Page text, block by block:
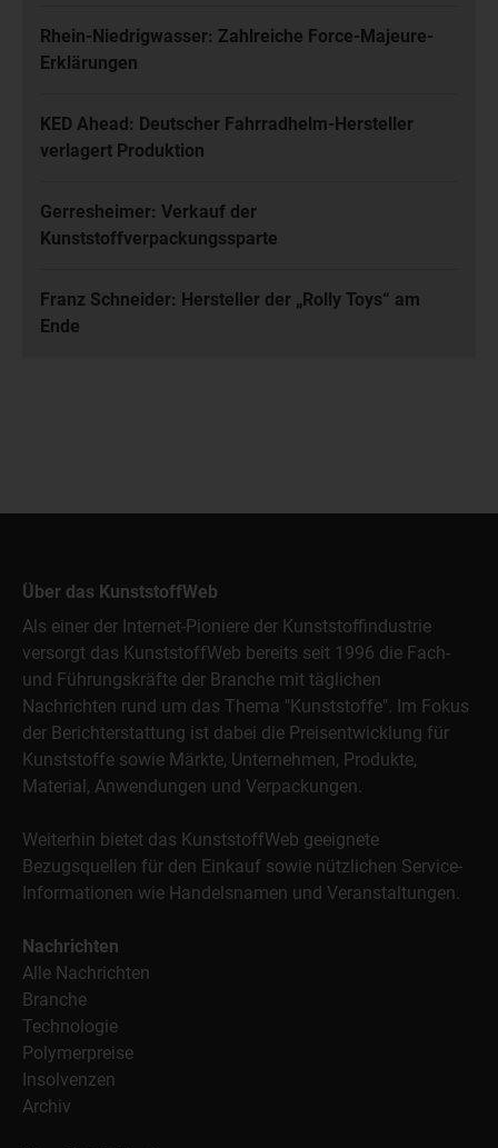
Rhein-Niedrigwasser: Zahlreiche Force-Majeure-
Erklärungen
KED Ahead: Deutscher Fahrradhelm-Hersteller
verlagert Produktion
Gerresheimer: Verkauf der
Kunststoffverpackungssparte
Franz Schneider: Hersteller der „Rolly Toys“ am
Ende
Über das KunststoffWeb
Als einer der Internet-Pioniere der Kunststoffindustrie
versorgt das KunststoffWeb bereits seit 1996 die Fach-
und Führungskräfte der Branche mit täglichen
Nachrichten rund um das Thema "Kunststoffe". Im Fokus
der Berichterstattung ist dabei die Preisentwicklung für
Kunststoffe sowie Märkte, Unternehmen, Produkte,
Material, Anwendungen und Verpackungen.
Weiterhin bietet das KunststoffWeb geeignete
Bezugsquellen für den Einkauf sowie nützlichen Service-
Informationen wie Handelsnamen und Veranstaltungen.
Nachrichten
Alle Nachrichten
Branche
Technologie
Polymerpreise
Insolvenzen
Archiv